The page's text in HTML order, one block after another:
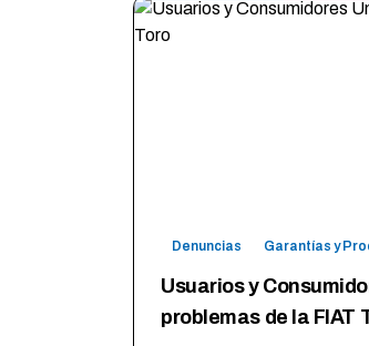
Denuncias Garantías y
Usuarios y
problemas de la FIAT